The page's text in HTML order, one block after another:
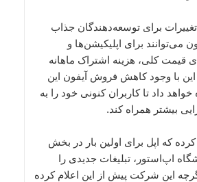
برای توسعه‌دهندگان جذاب
می‌توانند برای اپلیکیشن‌ها و
قیمت کلی، هزینه اشتراک ماهانه
این با وجود کاهش فروش آیفون این
خواهد داد تا کاربران کنونی خود را به
بیشتر همراه کند.
که اپل برای اولین بار در بخش
اپ‌استور، تبلیغات جدیدی را
این شرکت پیش از این اعلام کرده